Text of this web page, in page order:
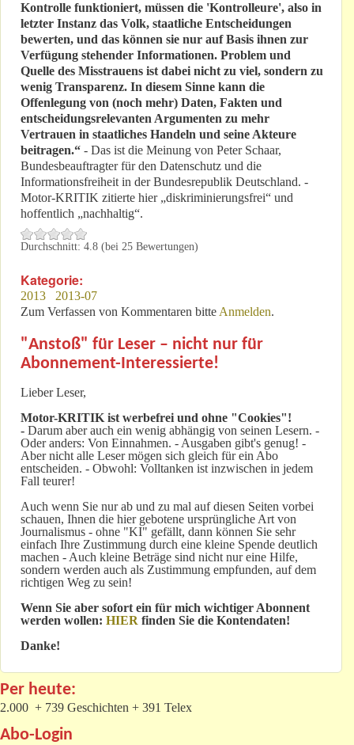
Kontrolle funktioniert, müssen die 'Kontrolleure', also in
letzter Instanz das Volk, staatliche Entscheidungen
bewerten, und das können sie nur auf Basis ihnen zur
Verfügung stehender Informationen. Problem und
Quelle des Misstrauens ist dabei nicht zu viel, sondern zu
wenig Transparenz. In diesem Sinne kann die
Offenlegung von (noch mehr) Daten, Fakten und
entscheidungsrelevanten Argumenten zu mehr
Vertrauen in staatliches Handeln und seine Akteure
beitragen.“ - Das ist die Meinung von Peter Schaar,
Bundesbeauftragter für den Datenschutz und die
Informationsfreiheit in der Bundesrepublik Deutschland. -
Motor-KRITIK zitierte hier „diskriminierungsfrei“ und
hoffentlich „nachhaltig“.
Durchschnitt: 4.8 (bei 25 Bewertungen)
Kategorie:
2013
2013-07
Zum Verfassen von Kommentaren bitte Anmelden.
"Anstoß" für Leser – nicht nur für
Abonnement-Interessierte!
Lieber Leser,
Motor-KRITIK ist werbefrei und ohne "Cookies"!
- Darum aber auch ein wenig abhängig von seinen Lesern. -
Oder anders: Von Einnahmen. - Ausgaben gibt's genug! -
Aber nicht alle Leser mögen sich gleich für ein Abo
entscheiden. - Obwohl: Volltanken ist inzwischen in jedem
Fall teurer!
Auch wenn Sie nur ab und zu mal auf diesen Seiten vorbei
schauen, Ihnen die hier gebotene ursprüngliche Art von
Journalismus - ohne "KI" gefällt, dann können Sie sehr
einfach Ihre Zustimmung durch eine kleine Spende deutlich
machen - Auch kleine Beträge sind nicht nur eine Hilfe,
sondern werden auch als Zustimmung empfunden, auf dem
richtigen Weg zu sein!
Wenn Sie aber sofort ein für mich wichtiger Abonnent
werden wollen: HIER finden Sie die Kontendaten!
Danke!
Per heute:
2.000 + 739 Geschichten + 391 Telex
Abo-Login